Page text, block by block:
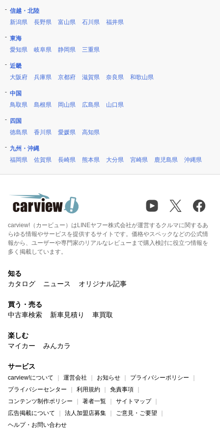
信越・北陸
新潟県
長野県 富山県 石川県 福井県
東海
愛知県
岐阜県 静岡県 三重県
近畿
大阪府
兵庫県 京都府 滋賀県 奈良県 和歌山県
中国
鳥取県
島根県 岡山県 広島県 山口県
四国
徳島県
香川県 愛媛県 高知県
九州・沖縄
福岡県
佐賀県 長崎県 熊本県 大分県 宮崎県 鹿児島県 沖縄県
carview!（カービュー）はLINEヤフー株式会社が運営するクルマに関するあ
らゆる情報やサービスを提供するサイトです。価格やスペックなどの公式情
報から、ユーザーや専門家のリアルなレビューまで購入検討に役立つ情報を
多く掲載しています。
知る
カタログ
ニュース オリジナル記事
買う・売る
中古車検索
新車見積り 車買取
楽しむ
マイカー
みんカラ
サービス
carview!について 運営会社 お知らせ
プライバシーポリシー
プライバシーセンター
利用規約
免責事項
コンテンツ制作ポリシー
著者一覧
サイトマップ
広告掲載について
法人加盟店募集
ご意見・ご要望
ヘルプ・お問い合わせ